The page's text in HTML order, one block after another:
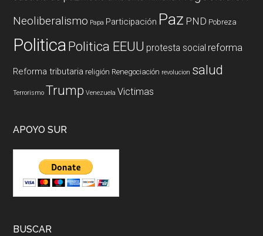
Neoliberalismo Papa Participación Paz PND Pobreza
PoliticaPolitica EEUU protesta social reforma
Reforma tributaria religión Renegociación revolucion salud
Terrorismo Trump Venezuela Victimas
APOYO SUR
BUSCAR